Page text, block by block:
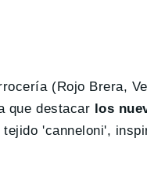
(Rojo Brera,
que destacar los
'canneloni',